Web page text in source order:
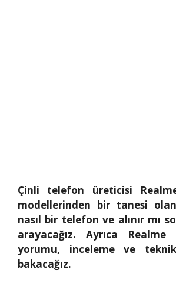
Çinli telefon üreticisi
modellerinden bir tanesi
nasıl bir telefon ve alınır mı
arayacağız. Ayrıca Realme
yorumu, inceleme ve
bakacağız.